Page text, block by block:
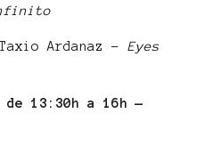
Taxio Ardanaz - Eyes
13:30h a 16h —